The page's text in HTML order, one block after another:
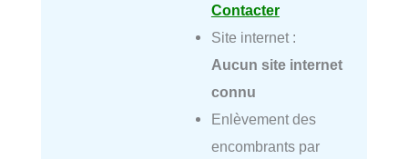
Contacter
Site internet :
Aucun site internet
connu
Enlèvement des
encombrants par